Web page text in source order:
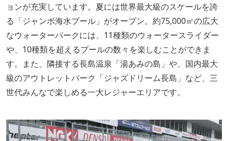
ョンが充実しています。夏には世界最大級のスケールを誇
る「ジャンボ海水プール」がオープン。約75,000㎡の広大
なウォーターパークには、11種類のウォータースライダー
や、10種類を超えるプールの数々を楽しむことができま
す。また、隣接する長島温泉「湯あみの島」や、国内最大
級のアウトレットパーク「ジャズドリーム長島」など、三
世代みんなで楽しめる一大レジャーエリアです。